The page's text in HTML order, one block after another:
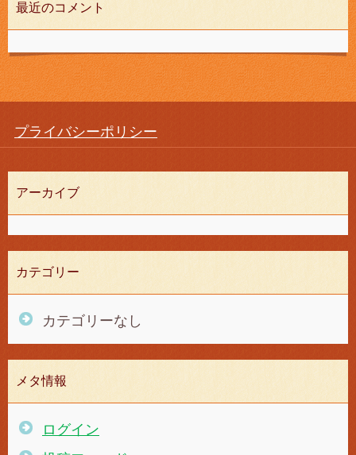
最近のコメント
プライバシーポリシー
アーカイブ
カテゴリー
カテゴリーなし
メタ情報
ログイン